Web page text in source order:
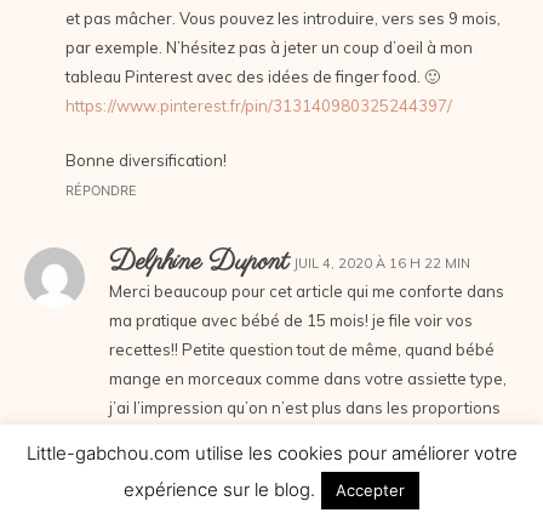
et pas mâcher. Vous pouvez les introduire, vers ses 9 mois,
par exemple. N’hésitez pas à jeter un coup d’oeil à mon
tableau Pinterest avec des idées de finger food. 🙂
https://www.pinterest.fr/pin/313140980325244397/
Bonne diversification!
RÉPONDRE
Delphine Dupont JUIL 4, 2020 À 16 H 22 MIN
Merci beaucoup pour cet article qui me conforte dans
ma pratique avec bébé de 15 mois! je file voir vos
recettes!! Petite question tout de même, quand bébé
mange en morceaux comme dans votre assiette type,
j’ai l’impression qu’on n’est plus dans les proportions
moins, non?? pour le moment je faisais donc 180g de
purée/féculents(car la semoule à la mains c’est
Little-gabchou.com utilise les cookies pour améliorer votre
expérience sur le blog.
Accepter